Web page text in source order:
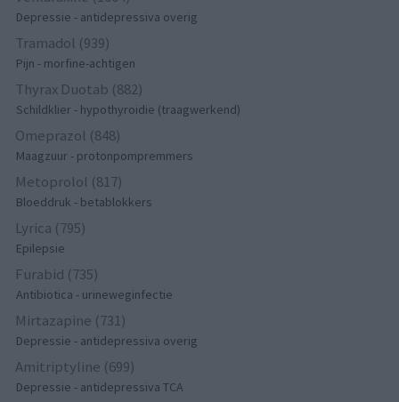
Depressie - antidepressiva overig
Tramadol (939)
Pijn - morfine-achtigen
Thyrax Duotab (882)
Schildklier - hypothyroidie (traagwerkend)
Omeprazol (848)
Maagzuur - protonpompremmers
Metoprolol (817)
Bloeddruk - betablokkers
Lyrica (795)
Epilepsie
Furabid (735)
Antibiotica - urineweginfectie
Mirtazapine (731)
Depressie - antidepressiva overig
Amitriptyline (699)
Depressie - antidepressiva TCA